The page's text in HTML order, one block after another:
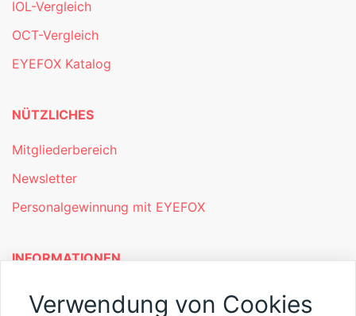
IOL-Vergleich
OCT-Vergleich
EYEFOX Katalog
NÜTZLICHES
Mitgliederbereich
Newsletter
Personalgewinnung mit EYEFOX
INFORMATIONEN
Was ist EYEFOX – Ihre Möglichkeiten
Verwendung von Cookies